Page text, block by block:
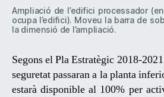
Ampliació de l’edifici processador
ocupa l’edifici). Moveu la barra de
la dimensió de l’ampliació.
Segons el Pla Estratègic 2018-
seguretat passaran a la planta
estarà disponible al 100% per